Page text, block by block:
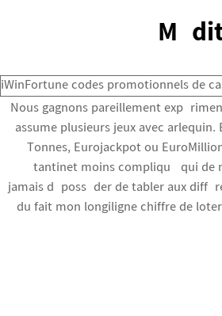
Nous gagnons pareillement
assume plusieurs jeux avec
Tonnes, Eurojackpot ou
tantinet moins compliqué qui de
jamais déposséder de tabler aux
du fait mon longiligne chiffre de